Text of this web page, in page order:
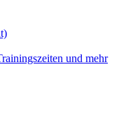
und mehr